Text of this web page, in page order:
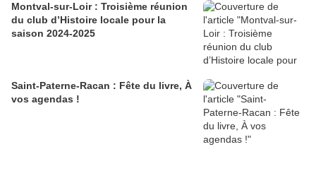
Montval-sur-Loir : Troisième réunion
du club d’Histoire locale pour la
saison 2024-2025
Saint-Paterne-Racan : Fête du livre, À
vos agendas !